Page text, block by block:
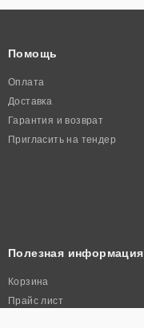
Помощь
Оплата
Доставка
Гарантия и возврат
Пригласить на тендер
Полезная информация
Корзина
Прайс лист